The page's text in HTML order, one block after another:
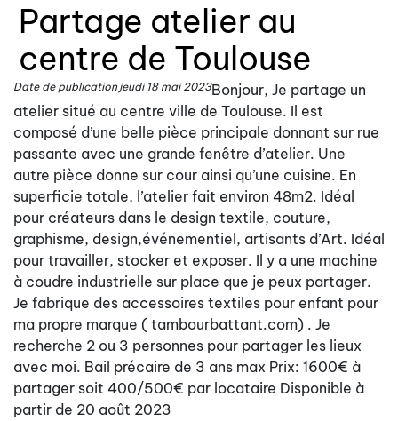
Partage atelier au
centre de Toulouse
Date de publication jeudi 18 mai 2023Bonjour, Je partage un
atelier situé au centre ville de Toulouse. Il est
composé d’une belle pièce principale donnant sur rue
passante avec une grande fenêtre d’atelier. Une
autre pièce donne sur cour ainsi qu’une cuisine. En
superficie totale, l’atelier fait environ 48m2. Idéal
pour créateurs dans le design textile, couture,
graphisme, design,événementiel, artisants d’Art. Idéal
pour travailler, stocker et exposer. Il y a une machine
à coudre industrielle sur place que je peux partager.
Je fabrique des accessoires textiles pour enfant pour
ma propre marque ( tambourbattant.com) . Je
recherche 2 ou 3 personnes pour partager les lieux
avec moi. Bail précaire de 3 ans max Prix: 1600€ à
partager soit 400/500€ par locataire Disponible à
partir de 20 août 2023